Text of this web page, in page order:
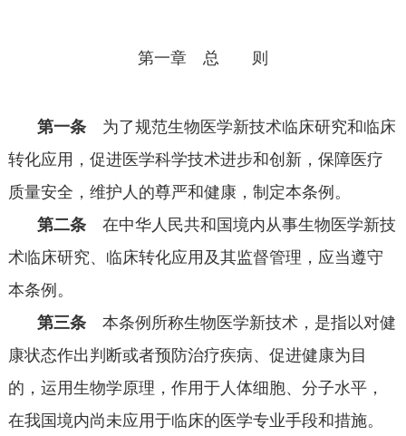
第一章 总 则
第一条 为了规范生物医学新技术临床研究和临床
转化应用，促进医学科学技术进步和创新，保障医疗
质量安全，维护人的尊严和健康，制定本条例。
第二条 在中华人民共和国境内从事生物医学新技
术临床研究、临床转化应用及其监督管理，应当遵守
本条例。
第三条 本条例所称生物医学新技术，是指以对健
康状态作出判断或者预防治疗疾病、促进健康为目
的，运用生物学原理，作用于人体细胞、分子水平，
在我国境内尚未应用于临床的医学专业手段和措施。